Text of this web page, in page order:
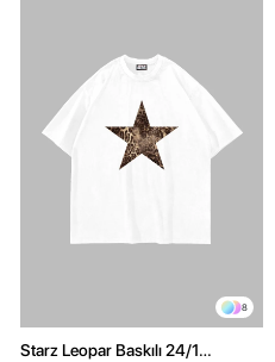
8
Starz Leopar Baskılı 24/1